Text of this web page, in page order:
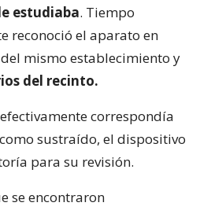
estudiaba. Tiempo
reconoció el aparato en
mismo establecimiento y
del recinto.
correspondía
sustraído, el dispositivo
para su revisión.
se encontraron